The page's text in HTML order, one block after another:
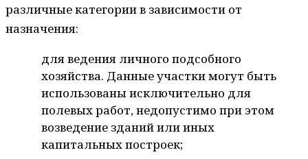
различные категории в зависимости от
назначения:
для ведения личного подсобного
хозяйства. Данные участки могут быть
использованы исключительно для
полевых работ, недопустимо при этом
возведение зданий или иных
капитальных построек;